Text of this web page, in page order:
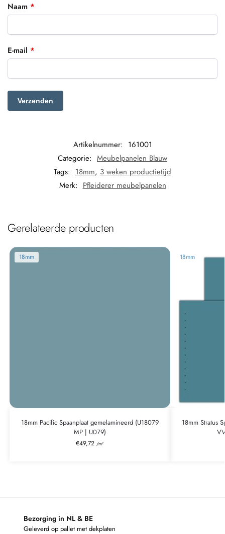
Naam *
E-mail *
Artikelnummer: 161001
Categorie: Meubelpanelen Blauw
Tags: 18mm, 3 weken productietijd
Merk: Pfleiderer meubelpanelen
Gerelateerde producten
18mm
18mm Pacific Spaanplaat gemelamineerd (U18079
MP | U079)
€49,72 /m²
18mm
18mm Stratus
Bezorging in NL & BE
Geleverd op pallet met dekplaten